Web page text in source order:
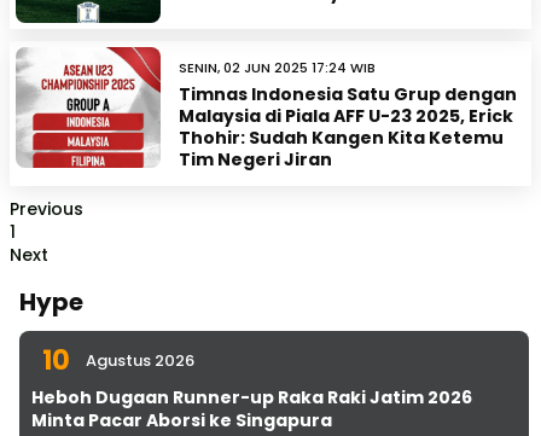
SENIN, 02 JUN 2025 17:24 WIB
Timnas Indonesia Satu Grup dengan
Malaysia di Piala AFF U-23 2025, Erick
Thohir: Sudah Kangen Kita Ketemu
Tim Negeri Jiran
Previous
1
Next
Hype
10 Agustus 2026
Heboh Dugaan Runner-up Raka Raki Jatim 2026
Minta Pacar Aborsi ke Singapura